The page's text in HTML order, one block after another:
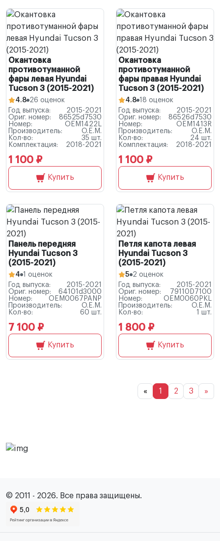
Окантовка
противотуманной
фары левая Hyundai
Tucson 3 (2015-2021)
4.8 26 оценок
Год выпуска:
2015-2021
Ориг. номер:
86525d7530
Номер:
OEM1422L
Производитель:
O.E.M.
Кол-во:
35 шт.
Комплектация:
2018-2021
1 100 ₽
Купить
Окантовка
противотуманной
фары правая Hyundai
Tucson 3 (2015-2021)
4.8 18 оценок
Год выпуска:
2015-2021
Ориг. номер:
86526d7530
Номер:
OEM1413R
Производитель:
O.E.M.
Кол-во:
24 шт.
Комплектация:
2018-2021
1 100 ₽
Купить
Панель передняя
Hyundai Tucson 3
(2015-2021)
4 1 оценок
Год выпуска:
2015-2021
Ориг. номер:
64101d3000
Номер:
OEM0067PANP
Производитель:
O.E.M.
Кол-во:
60 шт.
7 100 ₽
Купить
Петля капота левая
Hyundai Tucson 3
(2015-2021)
5 2 оценок
Год выпуска:
2015-2021
Ориг. номер:
79110D7100
Номер:
OEM0060PKL
Производитель:
O.E.M.
Кол-во:
1 шт.
1 800 ₽
Купить
« 1 2 3 »
© 2011 - 2026. Все права защищены.